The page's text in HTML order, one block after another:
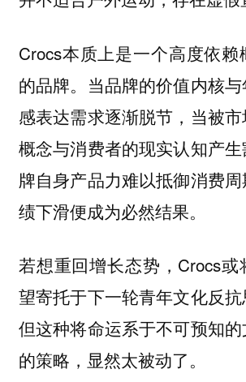
Crocs本质上是一个高度依
的品牌。当品牌的价值内核
感表达需求逐渐脱节，当被
概念与消费者的现实认知产
牌自身产品力难以抵御消费
绩下滑便成为必然结果。
若想重回增长态势，Crocs或
望寄托于下一轮青年文化反抗
但这种将命运系于不可预知
的策略，显然太被动了。